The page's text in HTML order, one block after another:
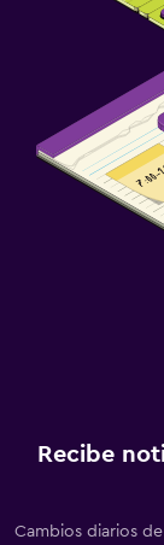
Recibe
Cambios diarios